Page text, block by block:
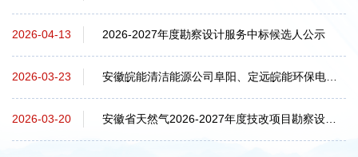
2026-04-13 2026-2027年度勘察设计服务中标候选人公示
2026-03-23 安徽皖能清洁能源公司阜阳、定远皖能环保电厂生物质沼气资源化利用项目设备（三次...
2026-03-20 安徽省天然气2026-2027年度技改项目勘察设计（二次）招标公告